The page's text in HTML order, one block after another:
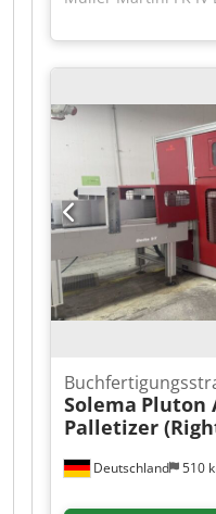
Deutschland 510
Solema Pluton
Palletizer